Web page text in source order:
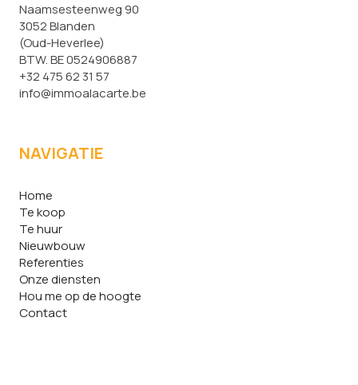
Naamsesteenweg 90
3052 Blanden
(Oud-Heverlee)
BTW. BE 0524906887
+32 475 62 31 57
info@immoalacarte.be
NAVIGATIE
Home
Te koop
Te huur
Nieuwbouw
Referenties
Onze diensten
Hou me op de hoogte
Contact